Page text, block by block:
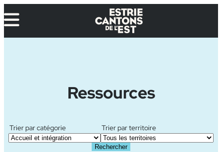
au
Ressources
Trier par catégorie Trier par territoire
Rechercher